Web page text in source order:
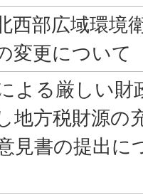
西部広域環境
変更について
よる厳しい財
地方税財源の
見書の提出に